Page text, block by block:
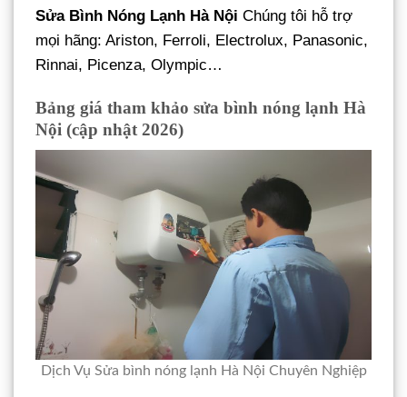
Sửa Bình Nóng Lạnh Hà Nội Chúng tôi hỗ trợ
mọi hãng: Ariston, Ferroli, Electrolux, Panasonic,
Rinnai, Picenza, Olympic…
Bảng giá tham khảo sửa bình nóng lạnh Hà
Nội (cập nhật 2026)
Dịch Vụ Sửa bình nóng lạnh Hà Nội Chuyên Nghiệp